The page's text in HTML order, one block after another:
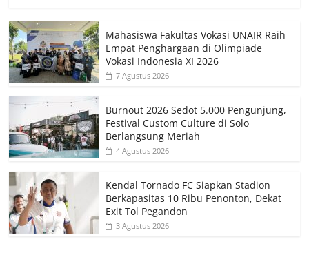
Mahasiswa Fakultas Vokasi UNAIR Raih
Empat Penghargaan di Olimpiade
Vokasi Indonesia XI 2026
7 Agustus 2026
Burnout 2026 Sedot 5.000 Pengunjung,
Festival Custom Culture di Solo
Berlangsung Meriah
4 Agustus 2026
Kendal Tornado FC Siapkan Stadion
Berkapasitas 10 Ribu Penonton, Dekat
Exit Tol Pegandon
3 Agustus 2026